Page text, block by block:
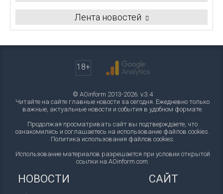
Лента новостей
18+
© AOinform 2013-2026. v.3.4
Читайте на сайте главные новости за сегодня. Ежедневно только
важные, актуальные новости и события в удобном формате.
Продолжая просматривать сайт вы подтверждаете, что
ознакомились и соглашаетесь на использование файлов cookies.
Политика использования файлов cookies.
Использование материалов разрешается при условии открытой
ссылки на AOinform.com.
НОВОСТИ САЙТ